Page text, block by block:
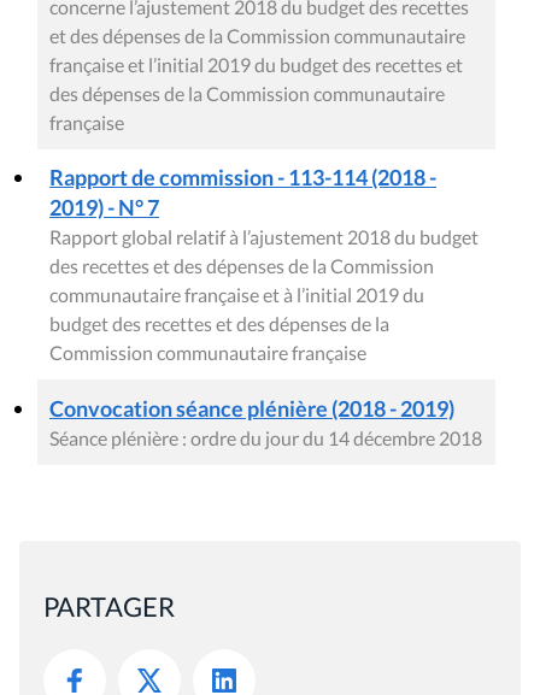
concerne l’ajustement 2018 du budget des recettes
et des dépenses de la Commission communautaire
française et l’initial 2019 du budget des recettes et
des dépenses de la Commission communautaire
française
Rapport de commission - 113-114 (2018 -
2019) - N° 7
Rapport global relatif à l’ajustement 2018 du budget
des recettes et des dépenses de la Commission
communautaire française et à l’initial 2019 du
budget des recettes et des dépenses de la
Commission communautaire française
Convocation séance plénière (2018 - 2019)
Séance plénière : ordre du jour du 14 décembre 2018
PARTAGER